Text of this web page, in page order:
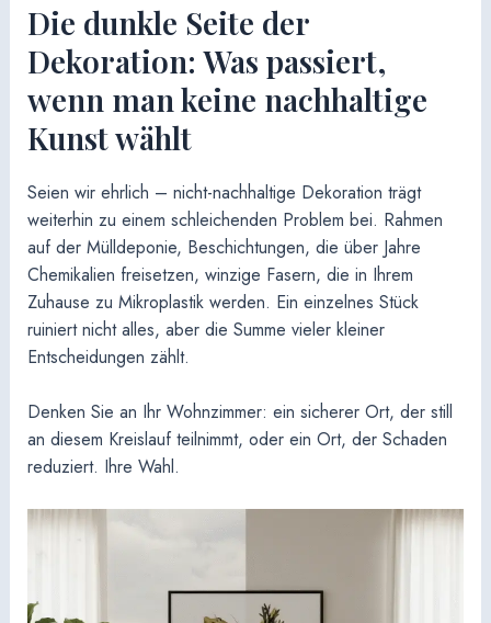
Die dunkle Seite der
Dekoration: Was passiert,
wenn man keine nachhaltige
Kunst wählt
Seien wir ehrlich – nicht-nachhaltige Dekoration trägt
weiterhin zu einem schleichenden Problem bei. Rahmen
auf der Mülldeponie, Beschichtungen, die über Jahre
Chemikalien freisetzen, winzige Fasern, die in Ihrem
Zuhause zu Mikroplastik werden. Ein einzelnes Stück
ruiniert nicht alles, aber die Summe vieler kleiner
Entscheidungen zählt.
Denken Sie an Ihr Wohnzimmer: ein sicherer Ort, der still
an diesem Kreislauf teilnimmt, oder ein Ort, der Schaden
reduziert. Ihre Wahl.